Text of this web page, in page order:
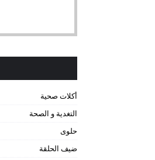
أكلات صحية
التغدية و الصحة
حلوى
ضيف الحلقة